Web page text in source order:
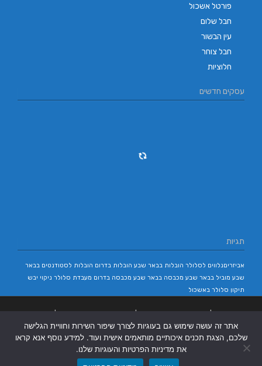
פורטל אשכול
חבל שלום
עין הבשור
חבל צוחר
חלוציות
עסקים חדשים
תגיות
אביזריםנלווים לסלולר הובלות בבאר שבע הובלות בדרום הובלות לסטודנטים בבאר
שבע מוביל בבאר שבע מכבסה בבאר שבע מכבסה בדרום מעבדת סלולר ניקוי יבש
תיקון סלולר באשכול
בבאר שבע |
אתר זה עושה שימוש גם בעוגיות לצורך שיפור השירות וחוויית הגלישה
שלכם, הצגת תכנים איכותיים מותאמים אישית ועוד. למידע נוסף אנא קראו
את מדיניות הפרטיות והעוגיות שלנו.